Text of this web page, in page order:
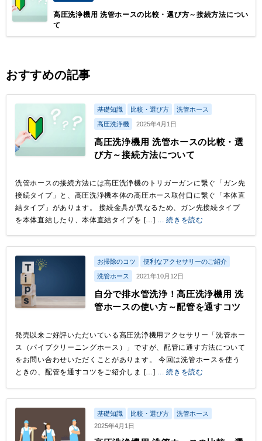
高圧洗浄機用 洗管ホースの比較・選び方～接続方法につい
て
おすすめの記事
基礎知識 比較・選び方 洗管ホース
高圧洗浄機 2025年4月1日
高圧洗浄機用 洗管ホースの比較・選
び方～接続方法について
洗管ホースの接続方法には高圧洗浄機のトリガーガンに繋ぐ「ガン先
接続タイプ」と、高圧洗浄機本体の高圧ホース取付口に繋ぐ「本体直
結タイプ」があります。 接続金具が異なるため、ガン先接続タイプ
を本体直結したり、本体直結タイプを […] ... 続きを読む
お掃除のコツ 便利なアクセサリーのご紹介
洗管ホース 2021年10月12日
自分で排水管洗浄！高圧洗浄機用 洗
管ホースの使い方～配管を通すコツ
発売以来ご好評いただいている高圧洗浄機用アクセサリー「洗管ホー
ス（パイプクリーニングホース）」ですが、配管に通す方法について
をお問い合わせいただくことがあります。 今回は洗管ホースを使う
ときの、配管を通すコツをご紹介しま […] ... 続きを読む
基礎知識 比較・選び方
洗管ホース
2025年4月1日